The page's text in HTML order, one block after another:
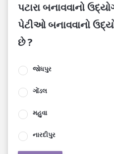
પટારા બનાવવાનો
પેટીઓ બનાવવાનો
છે ?
જોધપુર
ગોંડલ
મહુવા
નારદીપુર